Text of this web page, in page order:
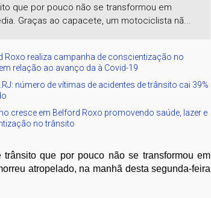
que por pouco não se transformou em
Graças ao capacete, um motociclista nã...
Roxo realiza campanha de conscientização no
relação ao avanço da à Covid-19
número de vítimas de acidentes de trânsito cai 39%
cresce em Belford Roxo promovendo saúde, lazer e
no trânsito
que por pouco não se transformou em
atropelado, na manhã desta segunda-feira